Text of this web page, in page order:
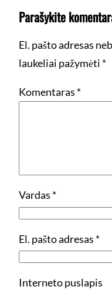
Parašykite
El. pašto adresas
laukeliai pažymėti *
Komentaras *
Vardas *
El. pašto adresas *
Interneto puslapis